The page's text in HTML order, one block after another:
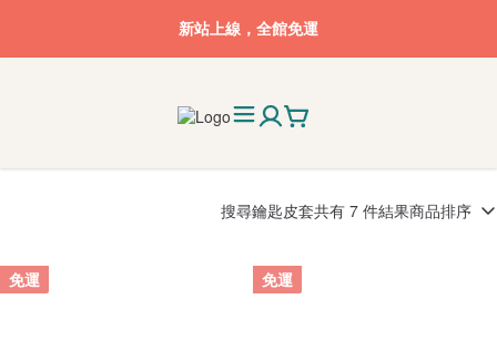
新站上線，全館免運
搜尋鑰匙皮套共有 7 件結果商品排序
免運 免運